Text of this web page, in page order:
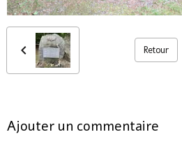
Retour
Ajouter un commentaire